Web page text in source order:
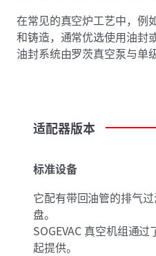
在常见的真空炉工艺中，例
和铸造，通常优选使用油封
油封系统由罗茨真空泵与单
适配器版本
标准设备
它配有带回油管的排气
盘。
SOGEVAC 真空机组通
起提供。